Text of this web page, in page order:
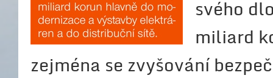
svého
miliard
zejména se zvyšování